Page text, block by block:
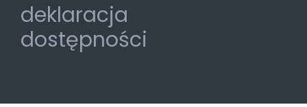
deklaracja
dostępności